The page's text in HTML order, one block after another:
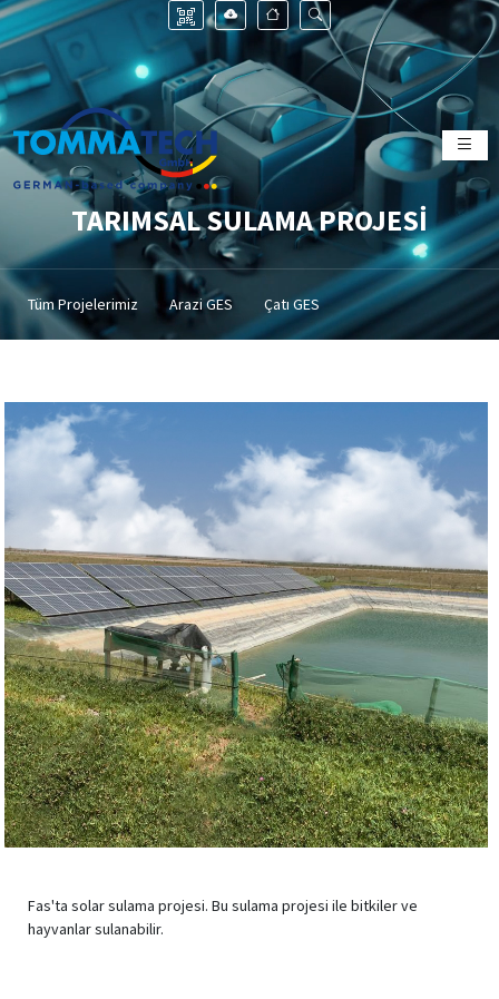
TARIMSAL SULAMA PROJESİ
Tüm Projelerimiz Arazi GES Çatı GES
Fas'ta solar sulama projesi. Bu sulama projesi ile bitkiler ve
hayvanlar sulanabilir.